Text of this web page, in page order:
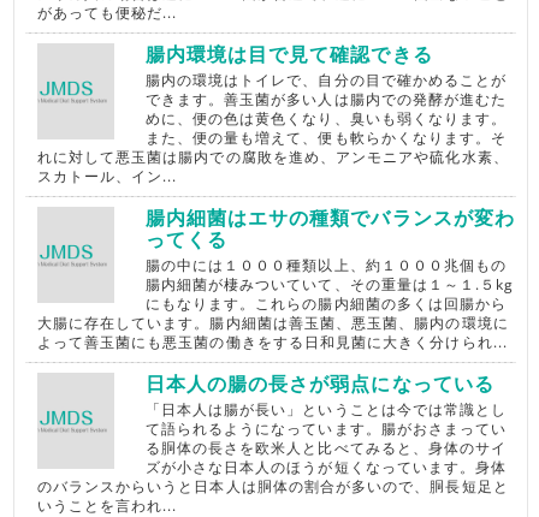
があっても便秘だ...
腸内環境は目で見て確認できる
腸内の環境はトイレで、自分の目で確かめることが
できます。善玉菌が多い人は腸内での発酵が進むた
めに、便の色は黄色くなり、臭いも弱くなります。
また、便の量も増えて、便も軟らかくなります。そ
れに対して悪玉菌は腸内での腐敗を進め、アンモニアや硫化水素、
スカトール、イン...
腸内細菌はエサの種類でバランスが変わ
ってくる
腸の中には１０００種類以上、約１０００兆個もの
腸内細菌が棲みついていて、その重量は１～１.５kg
にもなります。これらの腸内細菌の多くは回腸から
大腸に存在しています。腸内細菌は善玉菌、悪玉菌、腸内の環境に
よって善玉菌にも悪玉菌の働きをする日和見菌に大きく分けられ...
日本人の腸の長さが弱点になっている
「日本人は腸が長い」ということは今では常識とし
て語られるようになっています。腸がおさまってい
る胴体の長さを欧米人と比べてみると、身体のサイ
ズが小さな日本人のほうが短くなっています。身体
のバランスからいうと日本人は胴体の割合が多いので、胴長短足と
いうことを言われ...